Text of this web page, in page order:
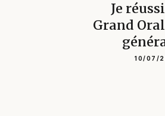
Je
Grand
10/07/